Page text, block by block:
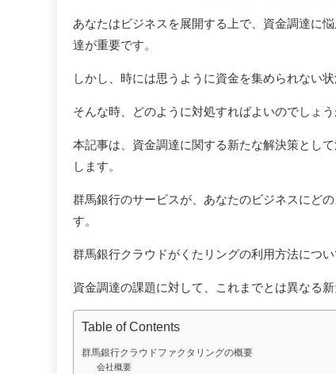
あなたはビジネスを展開する上で、資金調達に
達が重要です。
しかし、時には思うように資金を集められない
そんな時、どのように対処すればよいのでしょう
本記事は、資金調達に関する新たな解決策とし
します。
群馬銀行のサービスが、あなたのビジネスにど
す。
群馬銀行クラウドがくたリングの利用方法につ
資金調達の課題に対して、これまでとは異なる
Table of Contents
群馬銀行クラウドファクタリングの概要
会社概要